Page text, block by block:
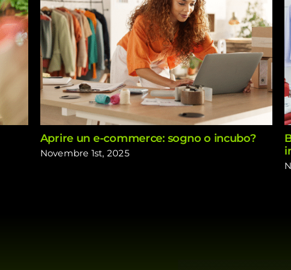
Aprire un e-commerce: sogno o incubo?
Novembre 1st, 2025